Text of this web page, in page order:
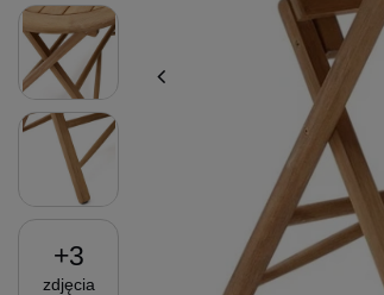
+3
zdjęcia